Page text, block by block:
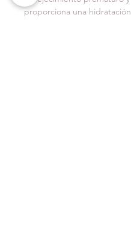
proporciona una hidratación